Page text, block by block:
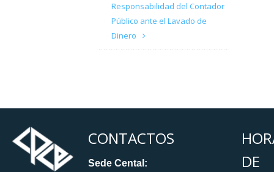
Responsabilidad del Contador
Público ante el Lavado de
Dinero
CONTACTOS
Sede Cental:
DE